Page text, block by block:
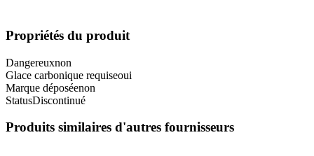
Propriétés du produit
Dangereuxnon
Glace carbonique requiseoui
Marque déposéenon
StatusDiscontinué
Produits similaires d'autres fournisseurs